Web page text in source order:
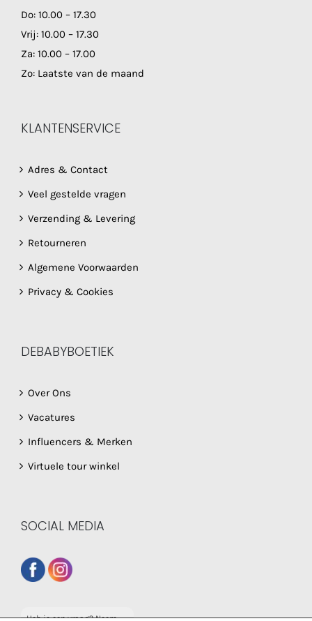
Do: 10.00 – 17.30
Vrij: 10.00 – 17.30
Za: 10.00 – 17.00
Zo: Laatste van de maand
KLANTENSERVICE
Adres & Contact
Veel gestelde vragen
Verzending & Levering
Retourneren
Algemene Voorwaarden
Privacy & Cookies
DEBABYBOETIEK
Over Ons
Vacatures
Influencers & Merken
Virtuele tour winkel
SOCIAL MEDIA
Heb je een vraag? Neem